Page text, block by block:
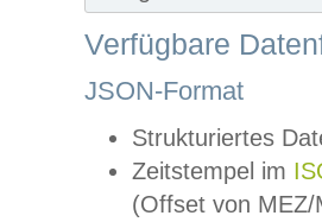
Verfügbare
JSON-Format
Strukturiertes
Zeitstempel im
(Offset von MEZ/